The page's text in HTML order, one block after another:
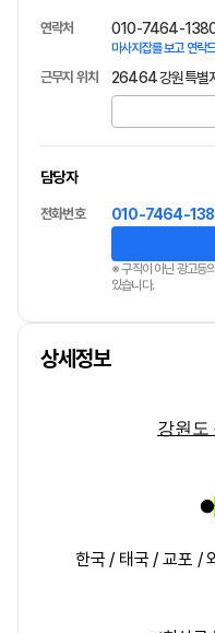
연락처 010-7464-
마사지잡를 보고 연락
근무지 위치 26464 강원특별
담당자
전화번호 010-7464-
※ 구직이 아닌 광고등
있습니다.
상세정보
강원도
●
한국 / 태국 / 교포 /